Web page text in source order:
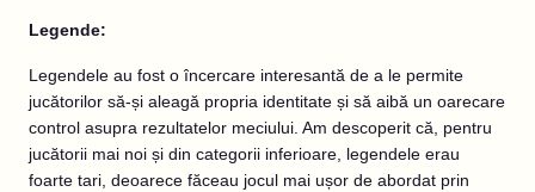
Legende:
Legendele au fost o încercare interesantă de a le permite
jucătorilor să-și aleagă propria identitate și să aibă un oarecare
control asupra rezultatelor meciului. Am descoperit că, pentru
jucătorii mai noi și din categorii inferioare, legendele erau
foarte tari, deoarece făceau jocul mai ușor de abordat prin